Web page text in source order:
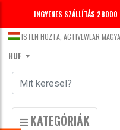
DECEMBER 31-IG -20%
ISTEN HOZTA, ACTIVEWEAR
HUF
KATEGÓRIÁK